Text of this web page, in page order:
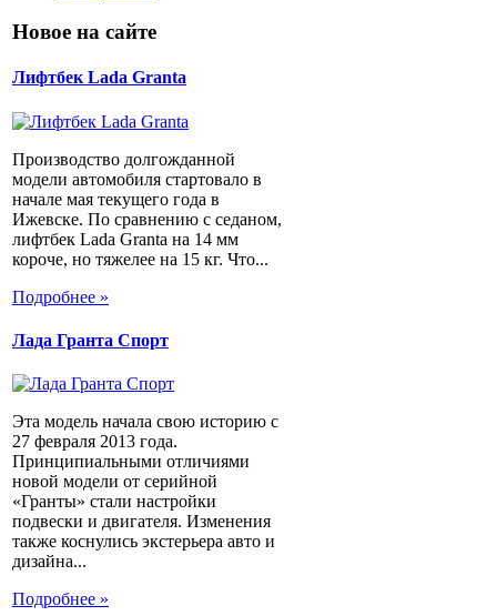
Новое на сайте
Лифтбек Lada Granta
Производство долгожданной
модели автомобиля стартовало в
начале мая текущего года в
Ижевске. По сравнению с седаном,
лифтбек Lada Granta на 14 мм
короче, но тяжелее на 15 кг. Что...
Подробнее »
Лада Гранта Спорт
Эта модель начала свою историю с
27 февраля 2013 года.
Принципиальными отличиями
новой модели от серийной
«Гранты» стали настройки
подвески и двигателя. Изменения
также коснулись экстерьера авто и
дизайна...
Подробнее »